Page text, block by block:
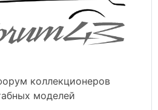
коллекционеров
моделей